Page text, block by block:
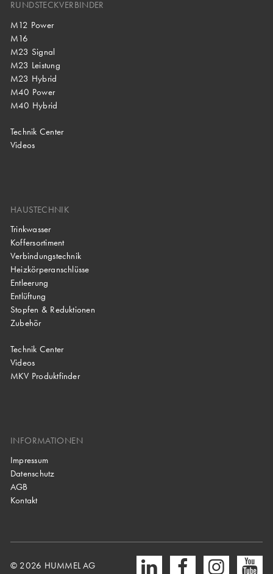
RUNDSTECKVERBINDER
M12 Power
M16
M23 Signal
M23 Leistung
M23 Hybrid
M40 Power
M40 Hybrid
Technik Center
Videos
HAUSTECHNIK
Trinkwasser
Koffersortiment
Verbindungstechnik
Heizkörperanschlüsse
Entleerung
Entlüftung
Stopfen & Reduktionen
Zubehör
Technik Center
Videos
MKV Produktfinder
INFORMATIONEN
Impressum
Datenschutz
AGB
Kontakt
© 2026 HUMMEL AG